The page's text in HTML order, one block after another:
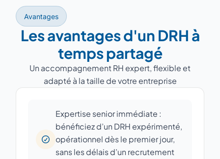
Avantages
Les avantages d'un DRH à
temps partagé
Un accompagnement RH expert, flexible et
adapté à la taille de votre entreprise
Expertise senior immédiate :
bénéficiez d’un DRH expérimenté,
opérationnel dès le premier jour,
sans les délais d’un recrutement